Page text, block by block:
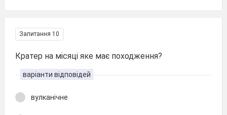
Запитання 10
Кратер на місяці яке має походження?
варіанти відповідей
вулканічне